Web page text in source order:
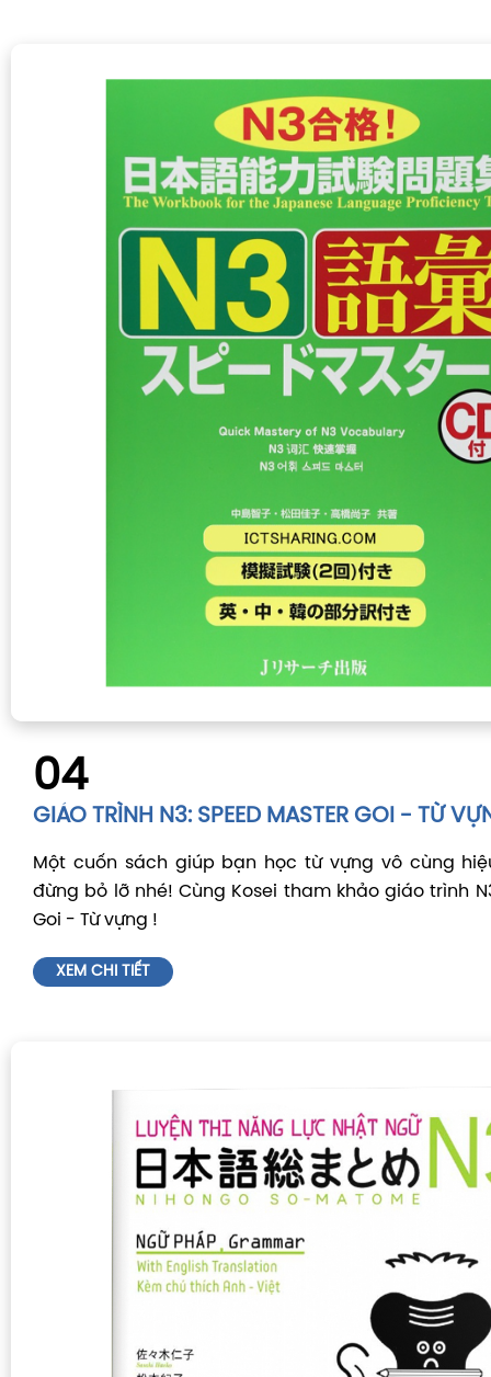
04
GIÁO TRÌNH N3: SPEED MASTER GOI - TỪ
Một cuốn sách giúp bạn học từ vựng vô cùng
đừng bỏ lỡ nhé! Cùng Kosei tham khảo giáo trình
Goi - Từ vựng !
XEM CHI TIẾT